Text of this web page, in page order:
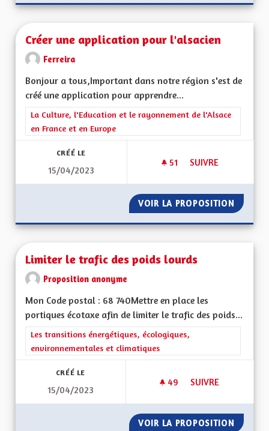
Créer une application pour l'alsacien
Ferreira
Bonjour a tous,Important dans notre région s'est de
créé une application pour apprendre...
Filtrer les résultats de la catégorie : La Culture, l'Education et
La Culture, l'Education et le rayonnement de l'Alsace
en France et en Europe
CRÉÉ LE
15/04/2023
51 51 ABONNÉS
SUIVRE
VOIR LA PROPOSITION
Limiter le trafic des poids lourds
Proposition anonyme
Mon Code postal : 68 740Mettre en place les
portiques écotaxe afin de limiter le trafic des poids...
Filtrer les résultats de la catégorie : Les transitions
Les transitions énergétiques, écologiques,
environnementales et climatiques
CRÉÉ LE
15/04/2023
49 49 ABONNÉS
SUIVRE
VOIR LA PROPOSITION